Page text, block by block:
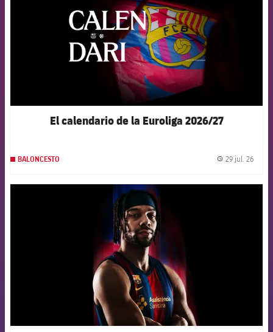
El calendario de la Euroliga 2026/27
BALONCESTO 29 jul. 26
FCB Barcelona badge